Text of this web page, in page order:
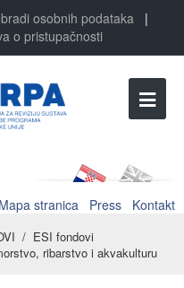
osobnih podataka |
o pristupačnosti
Mapa stranica Press Kontakt
/ ESI fondovi
ribarstvo i akvakulturu